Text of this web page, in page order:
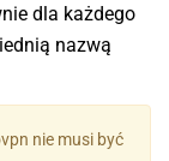
dla każdego
nazwą
nie musi być